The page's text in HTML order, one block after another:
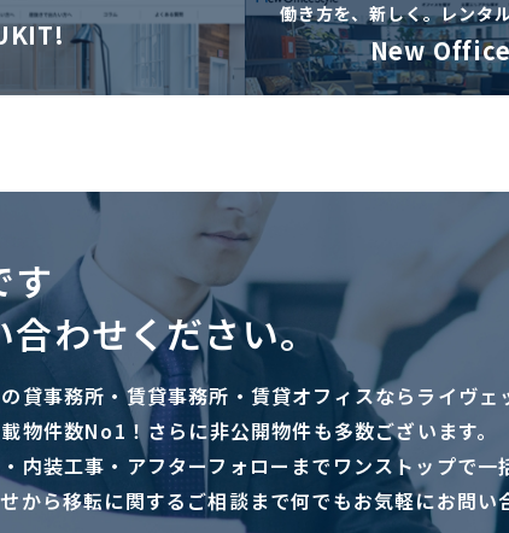
働き方を、新しく。レンタ
New
す
わせください。
貸事務所・賃貸事務所・賃貸オフィスならライヴェ
物件数No1！さらに非公開物件も多数ございます。
内装工事・アフターフォローまでワンストップで一
から移転に関するご相談まで何でもお気軽にお問い